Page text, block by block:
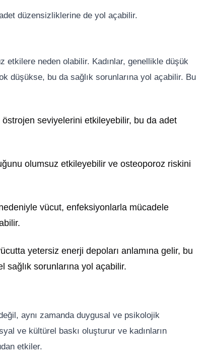
düzensizliklerine de yol açabilir.
etkilere neden olabilir. Kadınlar, genellikle düşük
düşükse, bu da sağlık sorunlarına yol açabilir. Bu
östrojen seviyelerini etkileyebilir, bu da adet
olumsuz etkileyebilir ve osteoporoz riskini
vücut, enfeksiyonlarla mücadele
yetersiz enerji depoları anlamına gelir, bu
sorunlarına yol açabilir.
aynı zamanda duygusal ve psikolojik
ve kültürel baskı oluşturur ve kadınların
etkiler.